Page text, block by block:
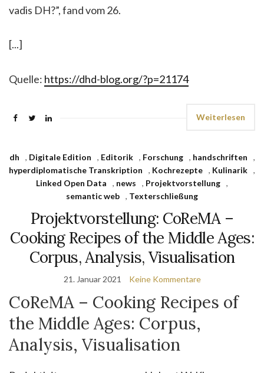
vadis DH?”, fand vom 26.
[...]
Quelle: https://dhd-blog.org/?p=21174
Weiterlesen
dh , Digitale Edition , Editorik , Forschung , handschriften
,
hyperdiplomatische Transkription
, Kochrezepte , Kulinarik ,
Linked Open Data
, news , Projektvorstellung ,
semantic web , Texterschließung
Projektvorstellung: CoReMA –
Cooking Recipes of the Middle Ages:
Corpus, Analysis, Visualisation
21. Januar 2021 Keine Kommentare
CoReMA – Cooking Recipes of
the Middle Ages: Corpus,
Analysis, Visualisation